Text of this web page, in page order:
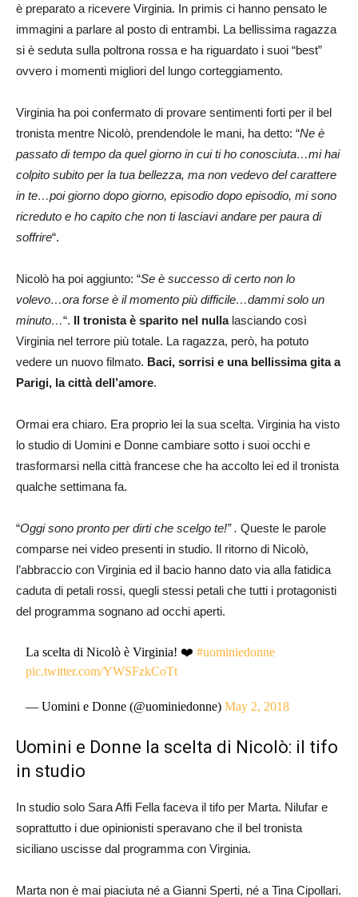
è preparato a ricevere Virginia. In primis ci hanno pensato le
immagini a parlare al posto di entrambi. La bellissima ragazza
si è seduta sulla poltrona rossa e ha riguardato i suoi “best”
ovvero i momenti migliori del lungo corteggiamento.
Virginia ha poi confermato di provare sentimenti forti per il bel
tronista mentre Nicolò, prendendole le mani, ha detto: “Ne è
passato di tempo da quel giorno in cui ti ho conosciuta…mi hai
colpito subito per la tua bellezza, ma non vedevo del carattere
in te…poi giorno dopo giorno, episodio dopo episodio, mi sono
ricreduto e ho capito che non ti lasciavi andare per paura di
soffrire“.
Nicolò ha poi aggiunto: “Se è successo di certo non lo
volevo…ora forse è il momento più difficile…dammi solo un
minuto…“. Il tronista è sparito nel nullalasciando così
Virginia nel terrore più totale. La ragazza, però, ha potuto
vedere un nuovo filmato. Baci, sorrisi e una bellissima gita a
Parigi, la città dell’amore.
Ormai era chiaro. Era proprio lei la sua scelta. Virginia ha visto
lo studio di Uomini e Donne cambiare sotto i suoi occhi e
trasformarsi nella città francese che ha accolto lei ed il tronista
qualche settimana fa.
“Oggi sono pronto per dirti che scelgo te!” . Queste le parole
comparse nei video presenti in studio. Il ritorno di Nicolò,
l’abbraccio con Virginia ed il bacio hanno dato via alla fatidica
caduta di petali rossi, quegli stessi petali che tutti i protagonisti
del programma sognano ad occhi aperti.
La scelta di Nicolò è Virginia! ❤️#uominiedonne
pic.twitter.com/YWSFzkCoTt
— Uomini e Donne (@uominiedonne)May 2, 2018
Uomini e Donne la scelta di Nicolò: il tifo
in studio
In studio solo Sara Affi Fella faceva il tifo per Marta. Nilufar e
soprattutto i due opinionisti speravano che il bel tronista
siciliano uscisse dal programma con Virginia.
Marta non è mai piaciuta né a Gianni Sperti, né a Tina Cipollari.